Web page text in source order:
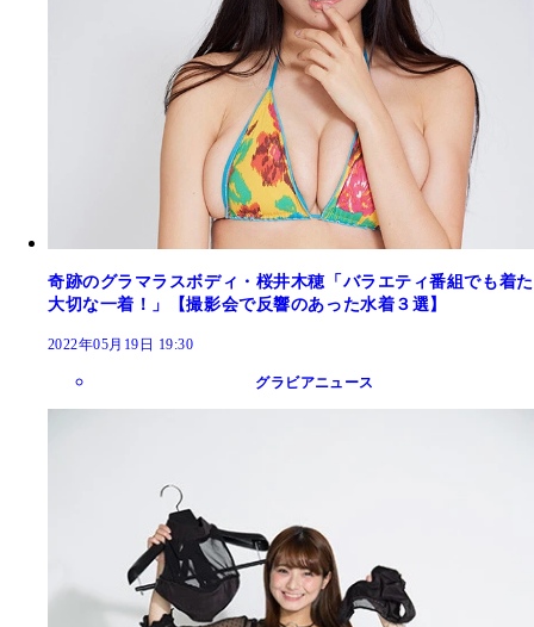
奇跡のグラマラスボディ・桜井木穂「バラエティ番組でも着た
大切な一着！」【撮影会で反響のあった水着３選】
2022年05月19日 19:30
グラビアニュース